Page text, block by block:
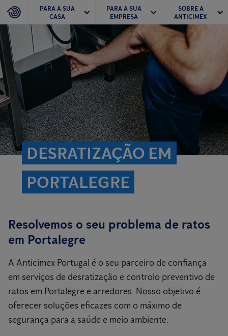
PARA A SUA
CASA
PARA A SUA
EMPRESA
SOBRE A
ANTICIMEX
DESRATIZAÇÃO EM
PORTALEGRE
Resolvemos o seu problema de ratos
em Portalegre
A Anticimex Portugal é o seu parceiro de confiança
em serviços de desratização e controlo preventivo de
ratos em Portalegre e arredores. Nosso objetivo é
oferecer soluções eficazes com o máximo de
segurança para a saúde e meio ambiente.